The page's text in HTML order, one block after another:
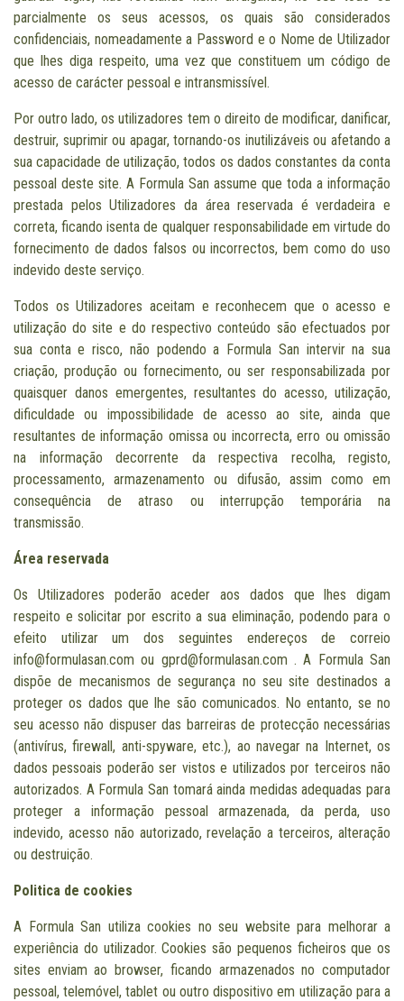
parcialmente os seus acessos, os quais são considerados
confidenciais, nomeadamente a Password e o Nome de Utilizador
que lhes diga respeito, uma vez que constituem um código de
acesso de carácter pessoal e intransmissível.
Por outro lado, os utilizadores tem o direito de modificar, danificar,
destruir, suprimir ou apagar, tornando-os inutilizáveis ou afetando a
sua capacidade de utilização, todos os dados constantes da conta
pessoal deste site. A Formula San assume que toda a informação
prestada pelos Utilizadores da área reservada é verdadeira e
correta, ficando isenta de qualquer responsabilidade em virtude do
fornecimento de dados falsos ou incorrectos, bem como do uso
indevido deste serviço.
Todos os Utilizadores aceitam e reconhecem que o acesso e
utilização do site e do respectivo conteúdo são efectuados por
sua conta e risco, não podendo a Formula San intervir na sua
criação, produção ou fornecimento, ou ser responsabilizada por
quaisquer danos emergentes, resultantes do acesso, utilização,
dificuldade ou impossibilidade de acesso ao site, ainda que
resultantes de informação omissa ou incorrecta, erro ou omissão
na informação decorrente da respectiva recolha, registo,
processamento, armazenamento ou difusão, assim como em
consequência de atraso ou interrupção temporária na
transmissão.
Área reservada
Os Utilizadores poderão aceder aos dados que lhes digam
respeito e solicitar por escrito a sua eliminação, podendo para o
efeito utilizar um dos seguintes endereços de correio
info@formulasan.com ou gprd@formulasan.com . A Formula San
dispõe de mecanismos de segurança no seu site destinados a
proteger os dados que lhe são comunicados. No entanto, se no
seu acesso não dispuser das barreiras de protecção necessárias
(antivírus, firewall, anti-spyware, etc.), ao navegar na Internet, os
dados pessoais poderão ser vistos e utilizados por terceiros não
autorizados. A Formula San tomará ainda medidas adequadas para
proteger a informação pessoal armazenada, da perda, uso
indevido, acesso não autorizado, revelação a terceiros, alteração
ou destruição.
Politica de cookies
A Formula San utiliza cookies no seu website para melhorar a
experiência do utilizador. Cookies são pequenos ficheiros que os
sites enviam ao browser, ficando armazenados no computador
pessoal, telemóvel, tablet ou outro dispositivo em utilização para a